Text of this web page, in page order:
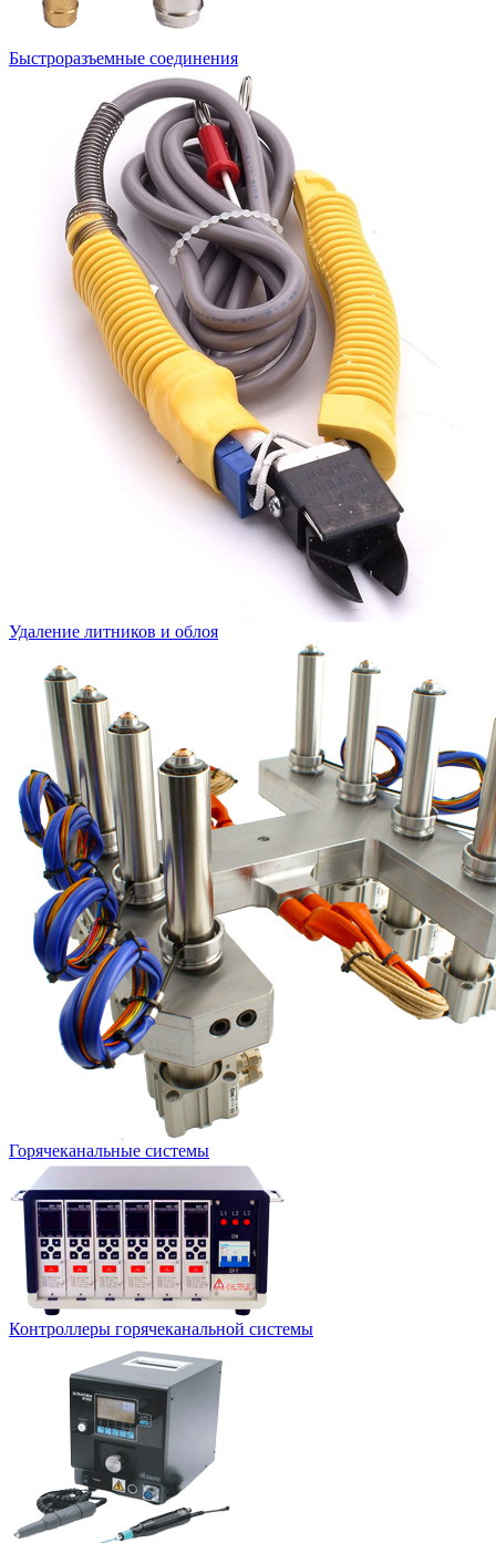
Быстроразъемные соединения
Удаление литников и облоя
Горячеканальные системы
Контроллеры горячеканальной системы